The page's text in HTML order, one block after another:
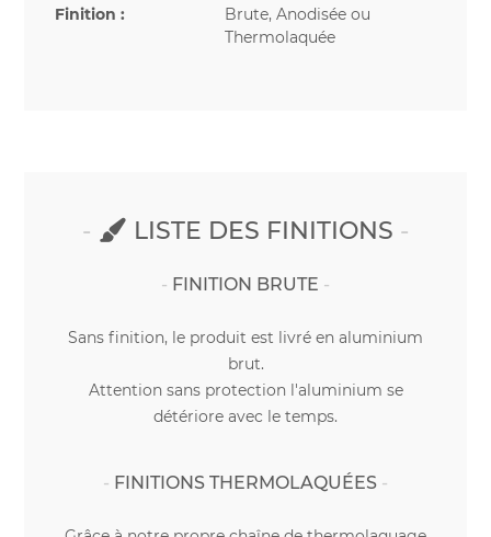
Finition :
Brute, Anodisée ou
Thermolaquée
LISTE DES FINITIONS
FINITION BRUTE
Sans finition, le produit est livré en aluminium
brut.
Attention sans protection l'aluminium se
détériore avec le temps.
FINITIONS THERMOLAQUÉES